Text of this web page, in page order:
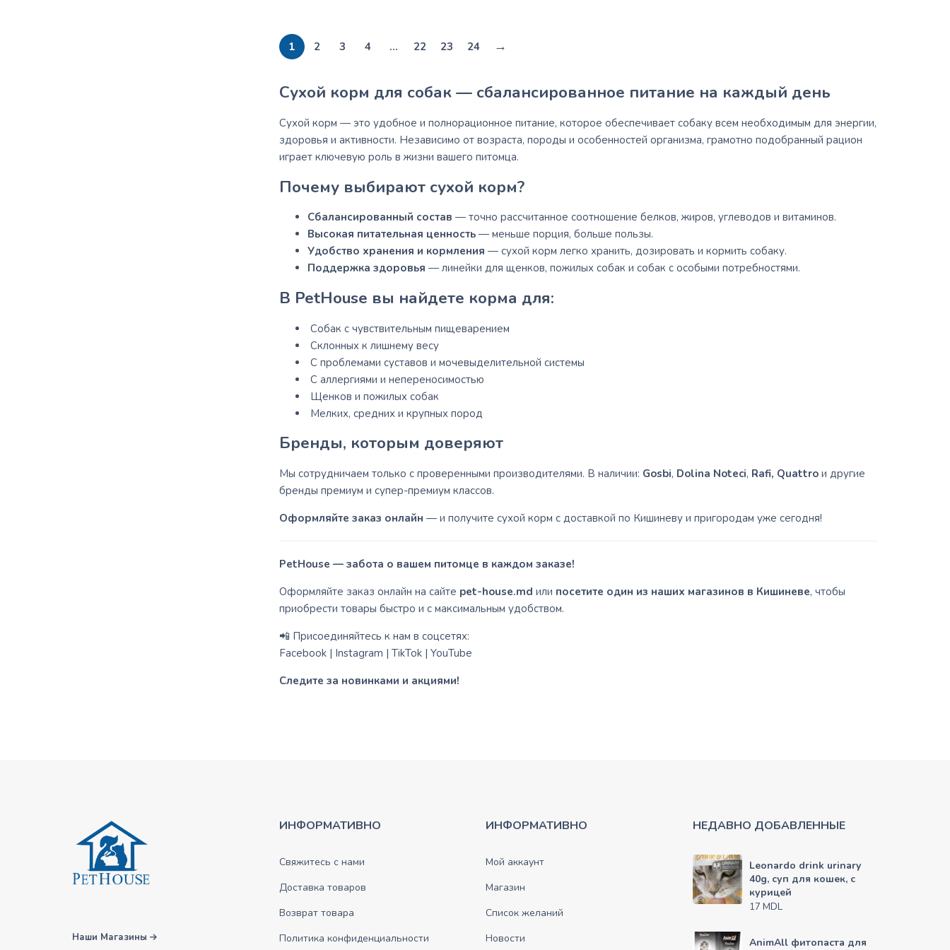
1 2 3 4 … 22 23 24 →
Сухой корм для собак — сбалансированное питание на каждый день
Сухой корм — это удобное и полнорационное питание, которое обеспечивает собаку всем необходимым для энергии,
здоровья и активности. Независимо от возраста, породы и особенностей организма, грамотно подобранный рацион
играет ключевую роль в жизни вашего питомца.
Почему выбирают сухой корм?
Сбалансированный состав — точно рассчитанное соотношение белков, жиров, углеводов и витаминов.
Высокая питательная ценность— меньше порция, больше пользы.
Удобство хранения и кормления — сухой корм легко хранить, дозировать и кормить собаку.
Поддержка здоровья — линейки для щенков, пожилых собак и собак с особыми потребностями.
В PetHouse вы найдете корма для:
Собак с чувствительным пищеварением
Склонных к лишнему весу
С проблемами суставов и мочевыделительной системы
С аллергиями и непереносимостью
Щенков и пожилых собак
Мелких, средних и крупных пород
Бренды, которым доверяют
Мы сотрудничаем только с проверенными производителями. В наличии: Gosbi, Dolina Noteci, Rafi, Quattroи другие
бренды премиум и супер-премиум классов.
Оформляйте заказ онлайн — и получите сухой корм с доставкой по Кишиневу и пригородам уже сегодня!
PetHouse — забота о вашем питомце в каждом заказе!
Оформляйте заказ онлайн на сайте pet-house.md или посетите один из наших магазинов в Кишиневе, чтобы
приобрести товары быстро и с максимальным удобством.
📲 Присоединяйтесь к нам в соцсетях:
Facebook| Instagram | TikTok| YouTube
Следите за новинками и акциями!
Наши Магазины
ИНФОРМАТИВНО
Свяжитесь с нами
Доставка товаров
Возврат товара
Политика конфиденциальности
ИНФОРМАТИВНО
Мой аккаунт
Магазин
Список желаний
Новости
НЕДАВНО ДОБАВЛЕННЫЕ
Leonardo drink urinary
40g, суп для кошек, с
курицей
17 MDL
AnimAll фитопаста для